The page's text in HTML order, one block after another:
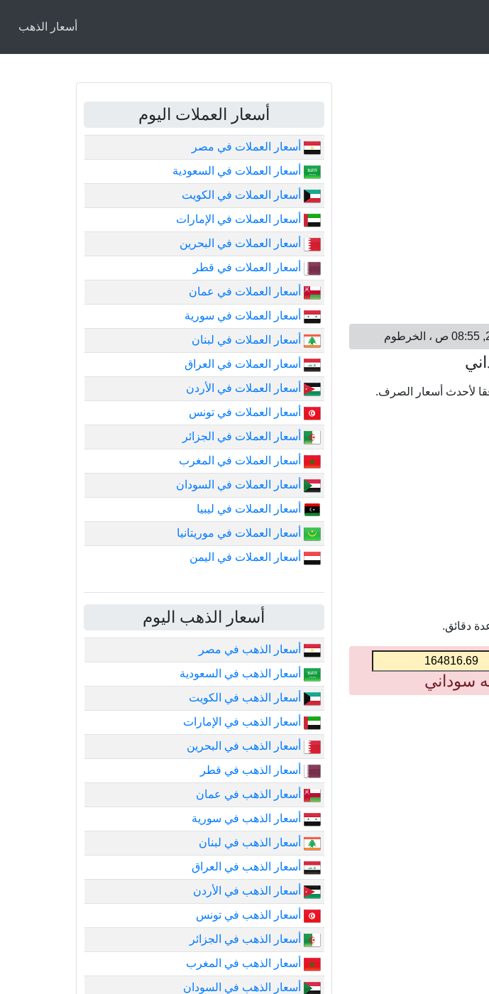
أسعار الذهب
دقائق.
سوداني
أسعار العملات اليوم
أسعار العملات في مصر
أسعار العملات في السعودية
أسعار العملات في الكويت
أسعار العملات في الإمارات
أسعار العملات في البحرين
أسعار العملات في قطر
أسعار العملات في عمان
أسعار العملات في سورية
أسعار العملات في لبنان
أسعار العملات في العراق
أسعار العملات في الأردن
أسعار العملات في تونس
أسعار العملات في الجزائر
أسعار العملات في المغرب
أسعار العملات في السودان
أسعار العملات في ليبيا
أسعار العملات في موريتانيا
أسعار العملات في اليمن
أسعار الذهب اليوم
أسعار الذهب في مصر
أسعار الذهب في السعودية
أسعار الذهب في الكويت
أسعار الذهب في الإمارات
أسعار الذهب في البحرين
أسعار الذهب في قطر
أسعار الذهب في عمان
أسعار الذهب في سورية
أسعار الذهب في لبنان
أسعار الذهب في العراق
أسعار الذهب في الأردن
أسعار الذهب في تونس
أسعار الذهب في الجزائر
أسعار الذهب في المغرب
أسعار الذهب في السودان